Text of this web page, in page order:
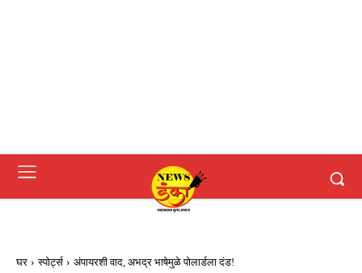
घर स्पोर्ट्स अंपायरशी वाद, अभद्र भाषेमुळे पोलार्डला दंड!